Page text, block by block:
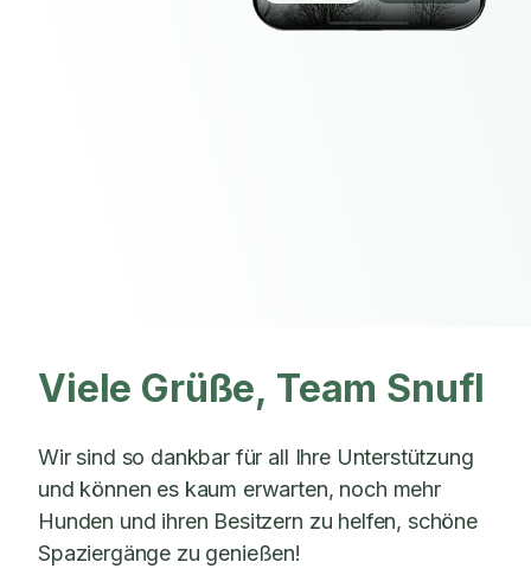
Viele Grüße, Team Snufl
Wir sind so dankbar für all Ihre Unterstützung
und können es kaum erwarten, noch mehr
Hunden und ihren Besitzern zu helfen, schöne
Spaziergänge zu genießen!